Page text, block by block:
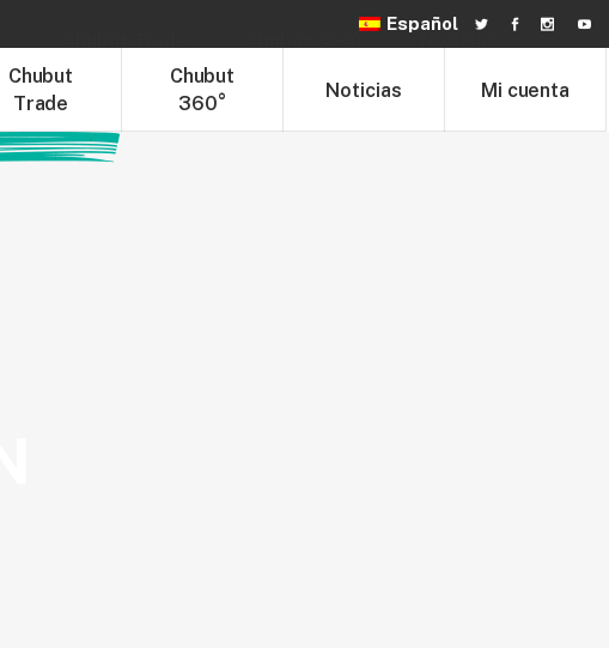
Español
Chubut
Trade
Chubut
360°
Noticias Mi cuenta